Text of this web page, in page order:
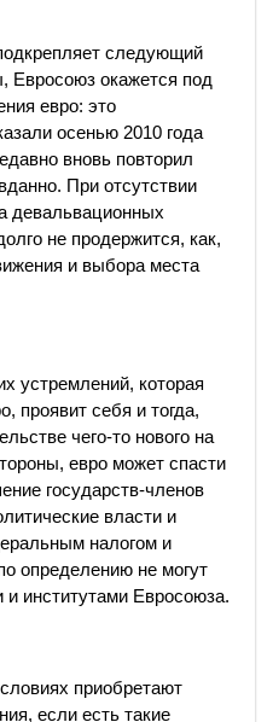
следующий
Евросоюз окажется под
евро: это
осенью 2010 года
вновь повторил
При отсутствии
девальвационных
не продержится, как,
и выбора места
устремлений, которая
проявит себя и тогда,
чего-то нового на
евро может спасти
государств-членов
власти и
налогом и
определению не могут
институтами Евросоюза.
приобретают
если есть такие